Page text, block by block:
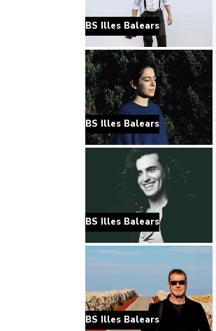
BS Illes Balears
BS Illes Balears
BS Illes Balears
BS Illes Balears